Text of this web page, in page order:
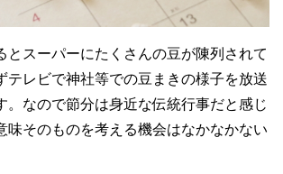
とスーパーにたくさんの豆が陳列されて
テレビで神社等での豆まきの様子を放送
。なので節分は身近な伝統行事だと感じ
味そのものを考える機会はなかなかない